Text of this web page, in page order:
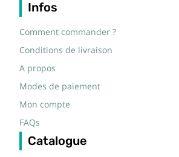
Infos
Comment commander ?
Conditions de livraison
A propos
Modes de paiement
Mon compte
FAQs
Catalogue